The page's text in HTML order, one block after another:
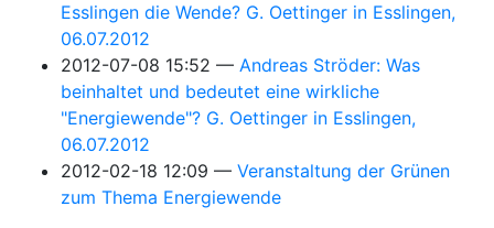
Esslingen die Wende? G. Oettinger in Esslingen,
06.07.2012
2012-07-08 15:52
Andreas Ströder: Was
beinhaltet und bedeutet eine wirkliche
"Energiewende"? G. Oettinger in Esslingen,
06.07.2012
2012-02-18 12:09
Veranstaltung der Grünen
zum Thema Energiewende